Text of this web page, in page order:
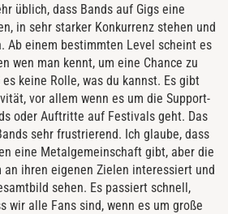
üblich, dass Bands auf Gigs eine
in sehr starker Konkurrenz stehen und
Ab einem bestimmten Level scheint es
wen man kennt, um eine Chance zu
keine Rolle, was du kannst. Es gibt
vor allem wenn es um die Support-
oder Auftritte auf Festivals geht. Das
sehr frustrierend. Ich glaube, dass
eine Metalgemeinschaft gibt, aber die
ihren eigenen Zielen interessiert und
sehen. Es passiert schnell,
wir alle Fans sind, wenn es um große